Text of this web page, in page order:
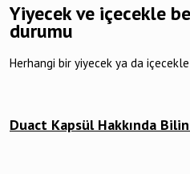
Yiyecek ve içecekle
durumu
Herhangi bir yiyecek ya da
Duact Kapsül Hakkında